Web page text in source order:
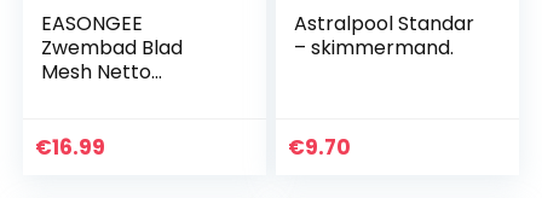
EASONGEE
Zwembad Blad
Mesh Netto
Schoonmaaknet
€16.99
Astralpool Standar
– skimmermand.
€9.70